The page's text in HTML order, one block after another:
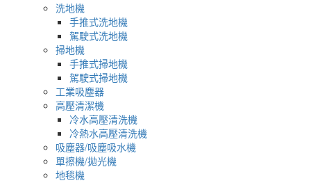
洗地機
手推式洗地機
駕駛式洗地機
掃地機
手推式掃地機
駕駛式掃地機
工業吸塵器
高壓清潔機
冷水高壓清洗機
冷熱水高壓清洗機
吸塵器/吸塵吸水機
單擦機/拋光機
地毯機